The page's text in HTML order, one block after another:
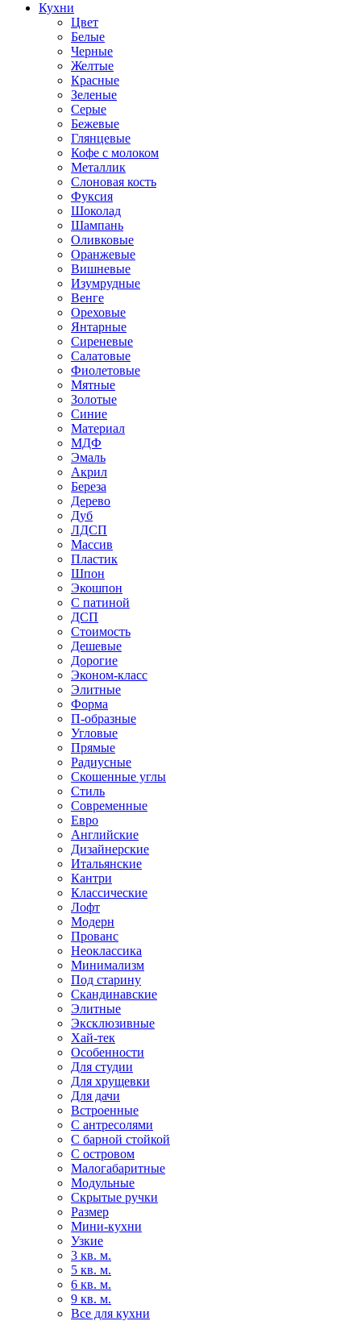
Кухни
Цвет
Белые
Черные
Желтые
Красные
Зеленые
Серые
Бежевые
Глянцевые
Кофе с молоком
Металлик
Слоновая кость
Фуксия
Шоколад
Шампань
Оливковые
Оранжевые
Вишневые
Изумрудные
Венге
Ореховые
Янтарные
Сиреневые
Салатовые
Фиолетовые
Мятные
Золотые
Синие
Материал
МДФ
Эмаль
Акрил
Береза
Дерево
Дуб
ЛДСП
Массив
Пластик
Шпон
Экошпон
С патиной
ДСП
Стоимость
Дешевые
Дорогие
Эконом-класс
Элитные
Форма
П-образные
Угловые
Прямые
Радиусные
Скошенные углы
Стиль
Современные
Евро
Английские
Дизайнерские
Итальянские
Кантри
Классические
Лофт
Модерн
Прованс
Неоклассика
Минимализм
Под старину
Скандинавские
Элитные
Эксклюзивные
Хай-тек
Особенности
Для студии
Для хрущевки
Для дачи
Встроенные
С антресолями
С барной стойкой
С островом
Малогабаритные
Модульные
Скрытые ручки
Размер
Мини-кухни
Узкие
3 кв. м.
5 кв. м.
6 кв. м.
9 кв. м.
Все для кухни